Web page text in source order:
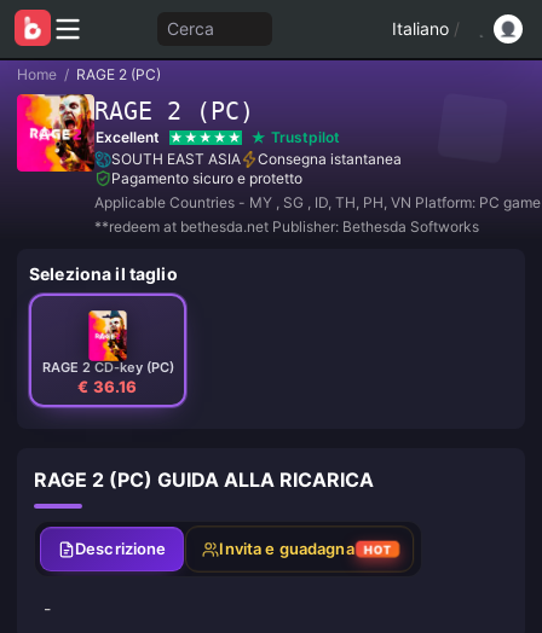
Cerca Italiano /
Home / RAGE 2 (PC)
RAGE 2 (PC)
Excellent
Trustpilot
SOUTH EAST ASIA
Consegna istantanea
Pagamento sicuro e protetto
Applicable Countries - MY , SG , ID, TH, PH, VN Platform: PC
**redeem at bethesda.net Publisher: Bethesda Softworks
Seleziona il taglio
RAGE 2 CD-key (PC)
€ 36.16
RAGE 2 (PC) GUIDA ALLA RICARICA
Descrizione Invita e guadagna HOT
-